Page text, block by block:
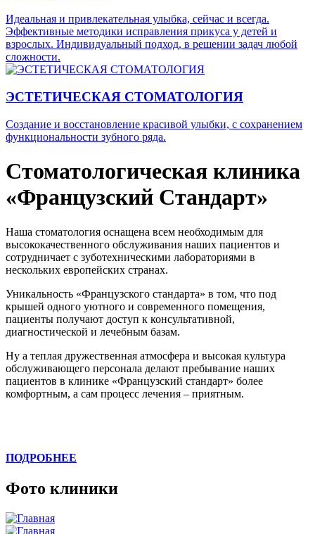
Идеальная и привлекательная улыбка, сейчас и всегда.
Эффективные методики исправления прикуса у детей и
взрослых. Индивидуальный подход, в решении задач любой
сложности.
ЭСТЕТИЧЕСКАЯ СТОМАТОЛОГИЯ
Создание и восстановление красивой улыбки, с сохранением
функциональности зубного ряда.
Стоматологическая клиника
«Французский Стандарт»
Наша стоматология оснащена всем необходимым для
высококачественного обслуживания наших пациентов и
сотрудничает с зуботехническими лабораториями в
нескольких европейских странах.
Уникальность «Французского стандарта» в том, что под
крышей одного уютного и современного помещения,
пациенты получают доступ к консультативной,
диагностической и лечебным базам.
Ну а теплая дружественная атмосфера и высокая культура
обслуживающего персонала делают пребывание наших
пациентов в клинике «Французский стандарт» более
комфортным, а сам процесс лечения – приятным.
ПОДРОБНЕЕ
Фото клиники